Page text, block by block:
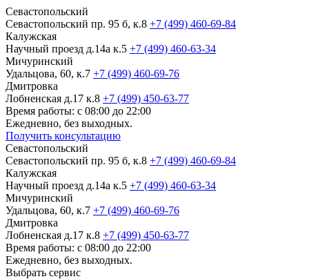
Севастопольский
Севастопольский пр. 95 б, к.8 +7 (499) 460-69-84
Калужская
Научный проезд д.14а к.5 +7 (499) 460-63-34
Мичуринский
Удальцова, 60, к.7 +7 (499) 460-69-76
Дмитровка
Лобненская д.17 к.8 +7 (499) 450-63-77
Время работы: с 08:00 до 22:00
Ежедневно, без выходных.
Получить консультацию
Севастопольский
Севастопольский пр. 95 б, к.8 +7 (499) 460-69-84
Калужская
Научный проезд д.14а к.5 +7 (499) 460-63-34
Мичуринский
Удальцова, 60, к.7 +7 (499) 460-69-76
Дмитровка
Лобненская д.17 к.8 +7 (499) 450-63-77
Время работы: с 08:00 до 22:00
Ежедневно, без выходных.
Выбрать сервис